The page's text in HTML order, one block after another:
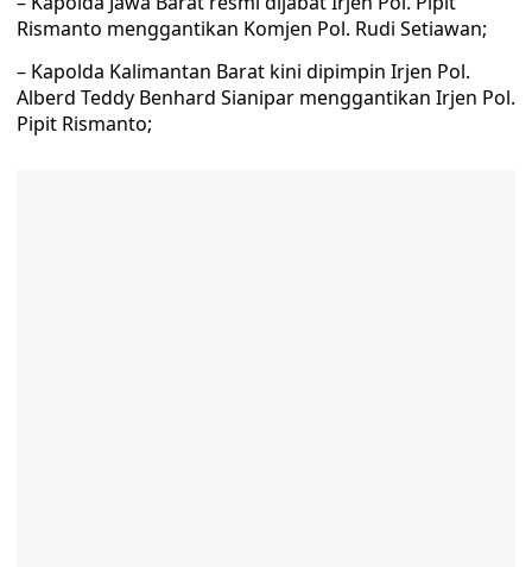
Rismanto menggantikan Komjen Pol. Rudi Setiawan;
– Kapolda Kalimantan Barat kini dipimpin Irjen Pol.
Alberd Teddy Benhard Sianipar menggantikan Irjen Pol.
Pipit Rismanto;